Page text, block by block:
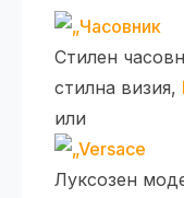
Стилен
стилна визия,
или
Луксозен